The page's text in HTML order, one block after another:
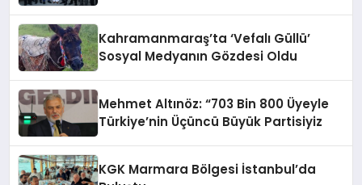
Kahramanmaraş’ta ‘Vefalı Güllü’
Sosyal Medyanın Gözdesi Oldu
Mehmet Altınöz: “703 Bin 800 Üyeyle
Türkiye’nin Üçüncü Büyük Partisiyiz
KGK Marmara Bölgesi İstanbul’da